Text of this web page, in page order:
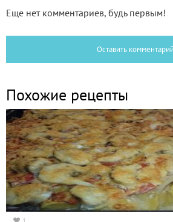
Еще нет комментариев, будь первым!
Оставить комментарий
Похожие рецепты